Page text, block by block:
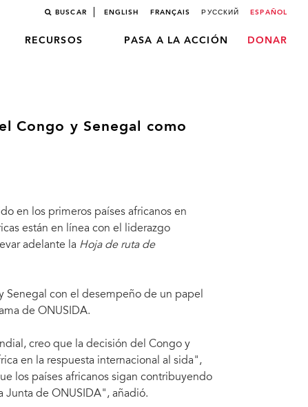
BUSCAR ENGLISH FRANÇAIS РУССКИЙ ESPAÑOL
RECURSOS PASA A LA ACCIÓN DONAR
Congo y Senegal como
en los primeros países africanos en
están en línea con el liderazgo
adelante la Hoja de ruta de
Senegal con el desempeño de un papel
de ONUSIDA.
creo que la decisión del Congo y
en la respuesta internacional al sida",
los países africanos sigan contribuyendo
Junta de ONUSIDA", añadió.